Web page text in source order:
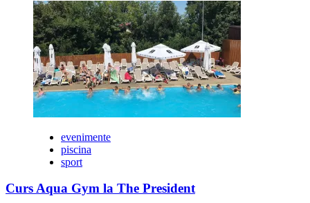
multe
despre
Cluburi
cu
activitati
sportive
online
evenimente
piscina
sport
Curs Aqua Gym la The President